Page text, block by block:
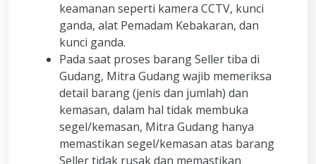
keamanan seperti kamera CCTV, kunci
ganda, alat Pemadam Kebakaran, dan
kunci ganda.
Pada saat proses barang Seller tiba di
Gudang, Mitra Gudang wajib memeriksa
detail barang (jenis dan jumlah) dan
kemasan, dalam hal tidak membuka
segel/kemasan, Mitra Gudang hanya
memastikan segel/kemasan atas barang
Seller tidak rusak dan memastikan